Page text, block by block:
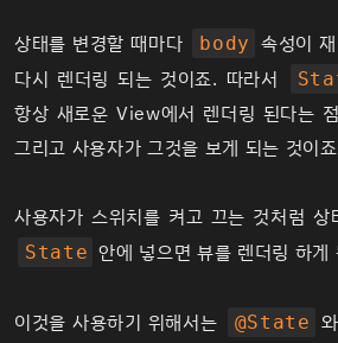
상태를 변경할 때마다 body 속성이
다시 렌더링 되는 것이죠. 따라서
항상 새로운 View에서 렌더링 된다는
그리고 사용자가 그것을 보게 되는 것이
사용자가 스위치를 켜고 끄는 것처럼
State 안에 넣으면 뷰를 렌더링 하게
이것을 사용하기 위해서는 @State 와